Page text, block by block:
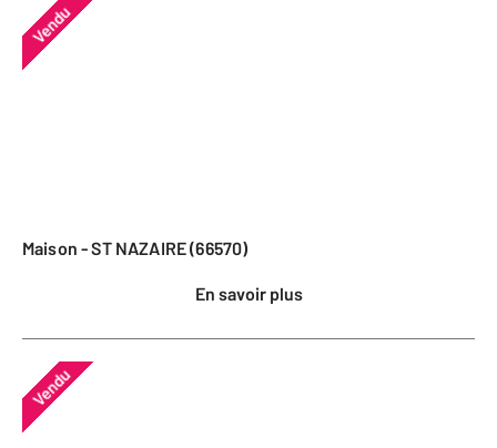
Vendu
Maison - ST NAZAIRE (66570)
En savoir plus
Vendu